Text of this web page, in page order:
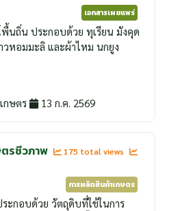
เอกสารเผยแพร่
นถิ่น ประกอบด้วย ทุเรียน มังคุด
วหอมมะลิ และผ้าไหม นกยูง
กษตร 13 ก.ค. 2569
รชีวภาพ
175 total views
การผลิตสินค้าเกษตร
ะกอบด้วย วัตถุดิบที่ใช้ในการ